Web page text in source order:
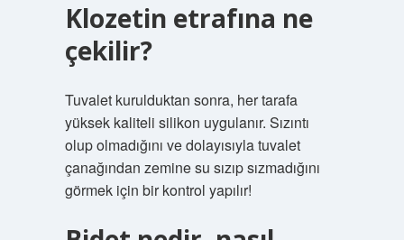
Klozetin etrafına ne
çekilir?
Tuvalet kurulduktan sonra, her tarafa
yüksek kaliteli silikon uygulanır. Sızıntı
olup olmadığını ve dolayısıyla tuvalet
çanağından zemine su sızıp sızmadığını
görmek için bir kontrol yapılır!